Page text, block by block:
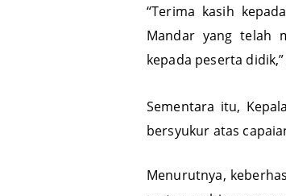
“Terima kasih
Mandar yang telah
kepada peserta
Sementara itu,
bersyukur atas
Menurutnya,